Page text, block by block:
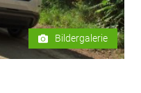
Bildergalerie